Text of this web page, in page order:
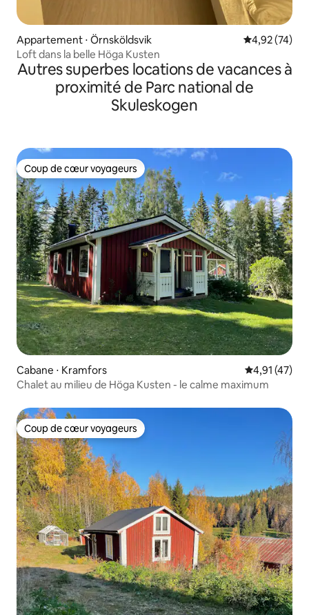
Appartement ⋅ Örnsköldsvik Évaluation
4,92 (74)
Loft dans la belle Höga Kusten
Autres superbes locations de vacances à
proximité de Parc national de
Skuleskogen
Coup de cœur voyageurs
Coup de cœur voyageurs
Cabane ⋅ Kramfors Évaluation
4,91 (47)
Chalet au milieu de Höga Kusten - le calme maximum
Coup de cœur voyageurs
Coup de cœur voyageurs